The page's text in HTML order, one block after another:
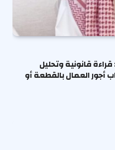
قراءة قانونية وتحليل
العمال بالقطعة أو